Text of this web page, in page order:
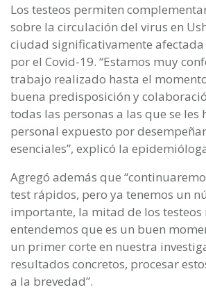
Los testeos permiten
sobre la circulación del virus en
ciudad significativamente
por el Covid-19. “Estamos muy
trabajo realizado hasta el
buena predisposición y
todas las personas a las que se les
personal expuesto por
esenciales”, explicó la
Agregó además que
test rápidos, pero ya tenemos un
importante, la mitad de los testeos
entendemos que es un buen
un primer corte en nuestra
resultados concretos, procesar
a la brevedad”.